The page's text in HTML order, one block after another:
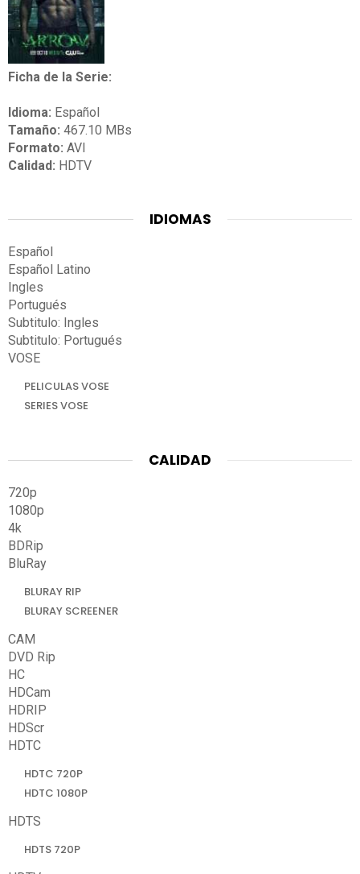
Ficha de la Serie:
Idioma: Español
Tamaño: 467.10 MBs
Formato: AVI
Calidad: HDTV
IDIOMAS
Español
Español Latino
Ingles
Portugués
Subtitulo: Ingles
Subtitulo: Portugués
VOSE
PELICULAS VOSE
SERIES VOSE
CALIDAD
720p
1080p
4k
BDRip
BluRay
BLURAY RIP
BLURAY SCREENER
CAM
DVD Rip
HC
HDCam
HDRIP
HDScr
HDTC
HDTC 720P
HDTC 1080P
HDTS
HDTS 720P